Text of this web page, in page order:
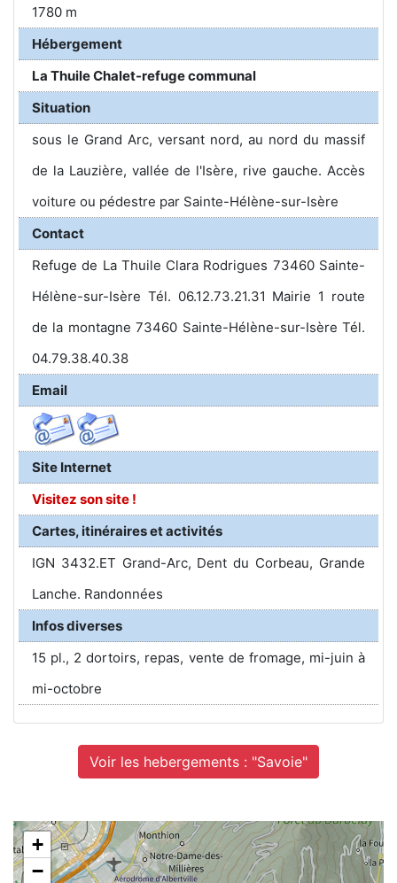
1780 m
Hébergement
La Thuile Chalet-refuge communal
Situation
sous le Grand Arc, versant nord, au nord du massif
de la Lauzière, vallée de l'Isère, rive gauche. Accès
voiture ou pédestre par Sainte-Hélène-sur-Isère
Contact
Refuge de La Thuile Clara Rodrigues 73460 Sainte-
Hélène-sur-Isère Tél. 06.12.73.21.31 Mairie 1 route
de la montagne 73460 Sainte-Hélène-sur-Isère Tél.
04.79.38.40.38
Email
Site Internet
Visitez son site !
Cartes, itinéraires et activités
IGN 3432.ET Grand-Arc, Dent du Corbeau, Grande
Lanche. Randonnées
Infos diverses
15 pl., 2 dortoirs, repas, vente de fromage, mi-juin à
mi-octobre
Voir les hebergements : "Savoie"
+
−